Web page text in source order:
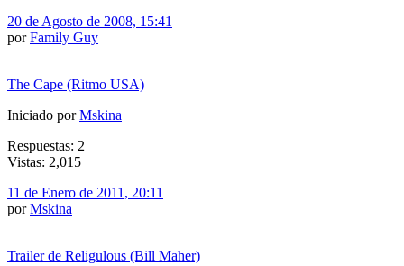
20 de Agosto de 2008, 15:41
porFamily Guy
The Cape (Ritmo USA)
Iniciado porMskina
Respuestas: 2
Vistas: 2,015
11 de Enero de 2011, 20:11
porMskina
Trailer de Religulous (Bill Maher)